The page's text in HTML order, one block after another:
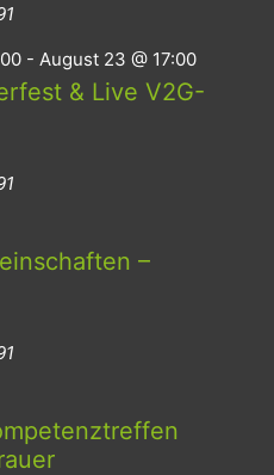
- August 23 @ 17:00
& Live V2G-
–